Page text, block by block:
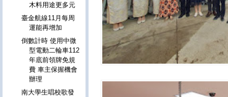
木料用途更多元
臺金航線11月每周
運能再增加
倒數計時 使用中微
型電動二輪車112
年底前領牌免規
費 車主保握機會
辦理
南大學生唱校歌發